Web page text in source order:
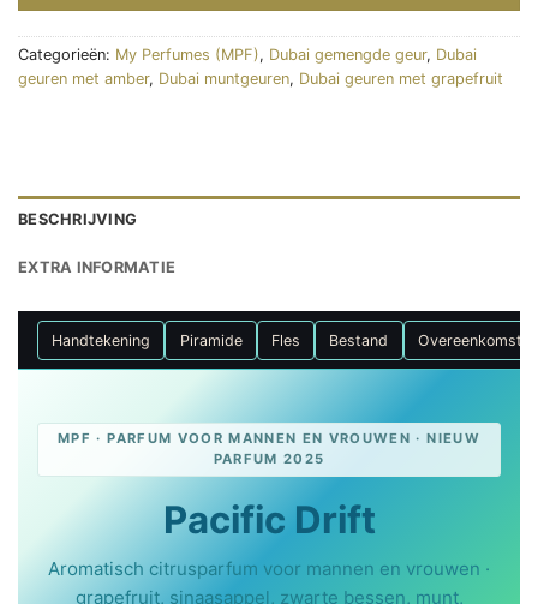
Categorieën: My Perfumes (MPF), Dubai gemengde geur, Dubai
geuren met amber, Dubai muntgeuren, Dubai geuren met grapefruit
BESCHRIJVING
EXTRA INFORMATIE
Handtekening Piramide Fles Bestand Overeenkomsten
MPF · PARFUM VOOR MANNEN EN VROUWEN · NIEUW
PARFUM 2025
Pacific Drift
Aromatisch citrusparfum voor mannen en vrouwen ·
grapefruit, sinaasappel, zwarte bessen, munt,